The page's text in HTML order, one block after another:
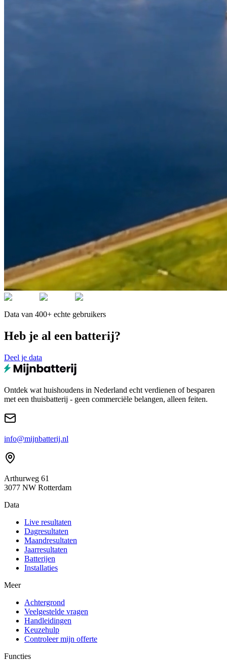
Data van 400+ echte gebruikers
Heb je al een batterij?
Deel je data
Ontdek wat huishoudens in Nederland echt verdienen of besparen
met een thuisbatterij - geen commerciële belangen, alleen feiten.
info@mijnbatterij.nl
Arthurweg 61
3077 NW Rotterdam
Data
Live resultaten
Dagresultaten
Maandresultaten
Jaarresultaten
Batterijen
Installaties
Meer
Achtergrond
Veelgestelde vragen
Handleidingen
Keuzehulp
Controleer mijn offerte
Functies